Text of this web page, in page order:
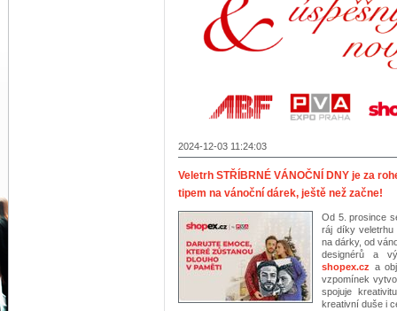
2024-12-03 11:24:03
Veletrh STŘÍBRNÉ VÁNOČNÍ DNY je za
tipem na vánoční dárek, ještě než začne!
Od 5. prosince
ráj díky veletrhu
na dárky, od
designérů a
shopex.cz a
vzpomínek
spojuje
kreativní duše i